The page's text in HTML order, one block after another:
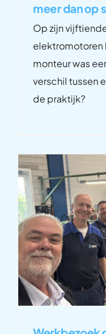
meer dan op
Op zijn
elektromotoren
monteur was
verschil tussen
de praktijk?